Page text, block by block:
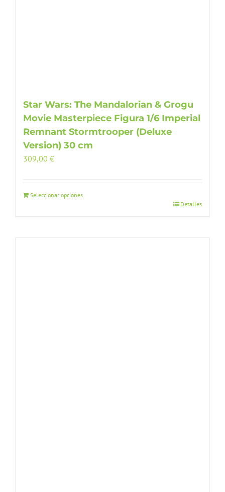
Star Wars: The Mandalorian & Grogu
Movie Masterpiece Figura 1/6 Imperial
Remnant Stormtrooper (Deluxe
Version) 30 cm
309,00 €
Seleccionar opciones
Detalles